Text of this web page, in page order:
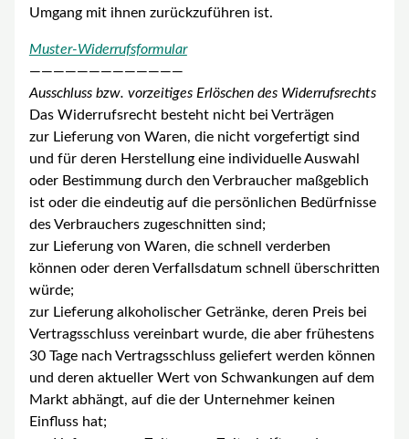
Umgang mit ihnen zurückzuführen ist.
Muster-Widerrufsformular
—————————————
Ausschluss bzw. vorzeitiges Erlöschen des Widerrufsrechts
Das Widerrufsrecht besteht nicht bei Verträgen
zur Lieferung von Waren, die nicht vorgefertigt sind
und für deren Herstellung eine individuelle Auswahl
oder Bestimmung durch den Verbraucher maßgeblich
ist oder die eindeutig auf die persönlichen Bedürfnisse
des Verbrauchers zugeschnitten sind;
zur Lieferung von Waren, die schnell verderben
können oder deren Verfallsdatum schnell überschritten
würde;
zur Lieferung alkoholischer Getränke, deren Preis bei
Vertragsschluss vereinbart wurde, die aber frühestens
30 Tage nach Vertragsschluss geliefert werden können
und deren aktueller Wert von Schwankungen auf dem
Markt abhängt, auf die der Unternehmer keinen
Einfluss hat;